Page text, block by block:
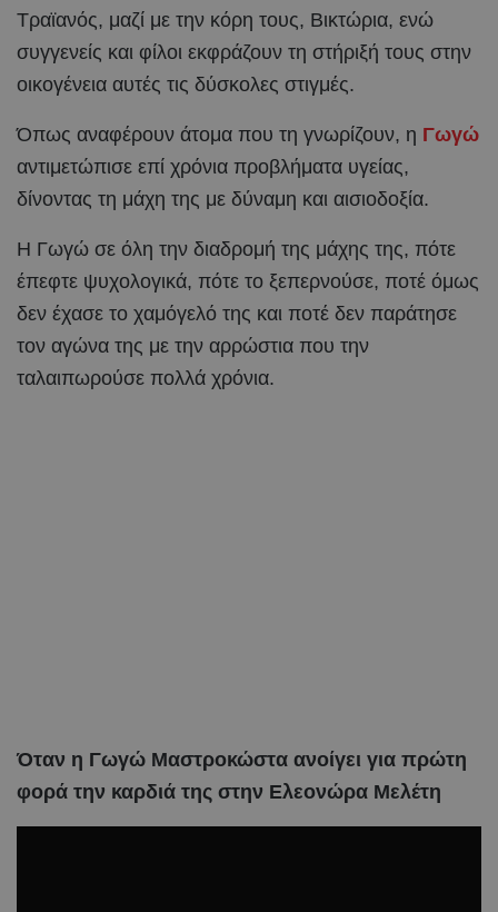
Τραϊανός, μαζί με την κόρη τους, Βικτώρια, ενώ
συγγενείς και φίλοι εκφράζουν τη στήριξή τους στην
οικογένεια αυτές τις δύσκολες στιγμές.
Όπως αναφέρουν άτομα που τη γνωρίζουν, η Γωγώ
αντιμετώπισε επί χρόνια προβλήματα υγείας,
δίνοντας τη μάχη της με δύναμη και αισιοδοξία.
Η Γωγώ σε όλη την διαδρομή της μάχης της, πότε
έπεφτε ψυχολογικά, πότε το ξεπερνούσε, ποτέ όμως
δεν έχασε το χαμόγελό της και ποτέ δεν παράτησε
τον αγώνα της με την αρρώστια που την
ταλαιπωρούσε πολλά χρόνια.
Όταν η Γωγώ Μαστροκώστα ανοίγει για πρώτη
φορά την καρδιά της στην Ελεονώρα Μελέτη